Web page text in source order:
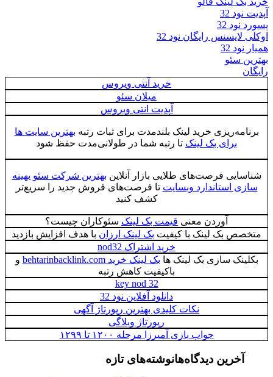
آپدیت نود 32
پسورد نود 32
اوکلی لایسنس رایگان نود 32
همیار نود 32
بهترین سئو
رایگان
خرید آنتی ویروس
میلان سئو
آپدیت انتی ویروس
برنامه‌ریزی خرید لینک بلندمدت برای ثبات رتبه بهترین سایت ها
برای بک لینک تا رتبه شما در طولانی‌مدت حفظ شود
شناسایی فرصت‌های طلایی بازار آنلاین بهترین شرکت سئو بهینه
سازی استاندارد وبسایت تا فرصت‌های فروش جدید را سریع‌تر
کشف کنید
آوردن معنی قیمت بک لینک سئوکاران چیست؟
متخصص بک لینک با کیفیت بک لینک ارزان با هدف افزايش بازديد
خرید اشتراک nod32
بکلینک سازی بک لینک ها بک لینک خرید behtarinbacklink.com
و
باکیفیت کاهش رتبه
key nod 32
دانلود آفلاین نود 32
نکات کلیدی بهترین رپورتاژ آگهی
رپورتاژ وبلاگی
جواب بازی آمیرزا مرحله ۱۲۰۰ تا ۱۲۹۹
نوشته‌های تازهآخرین دیدگاه‌ها